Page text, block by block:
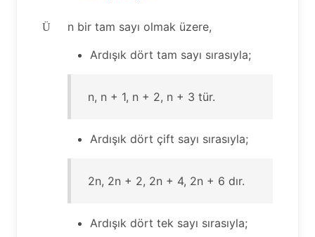
Ü
n bir tam sayı olmak üzere,
Ardışık dört tam sayı sırasıyla;
n, n + 1, n + 2, n + 3 tür.
Ardışık dört çift sayı sırasıyla;
2n, 2n + 2, 2n + 4, 2n + 6 dır.
Ardışık dört tek sayı sırasıyla;